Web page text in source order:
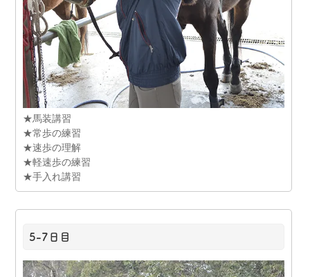
★馬装講習
★常歩の練習
★速歩の理解
★軽速歩の練習
★手入れ講習
5-7日目